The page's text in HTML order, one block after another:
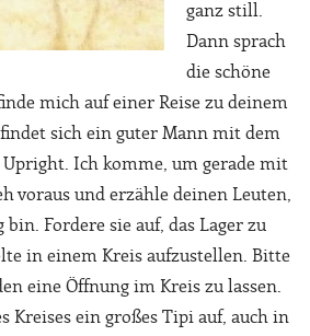
ganz still.
Dann sprach
die schöne
mich auf einer Reise zu deinem
sich ein guter Mann mit dem
Ich komme, um gerade mit
voraus und erzähle deinen Leuten,
bin. Fordere sie auf, das Lager zu
in einem Kreis aufzustellen. Bitte
eine Öffnung im Kreis zu lassen.
Kreises ein großes Tipi auf, auch in